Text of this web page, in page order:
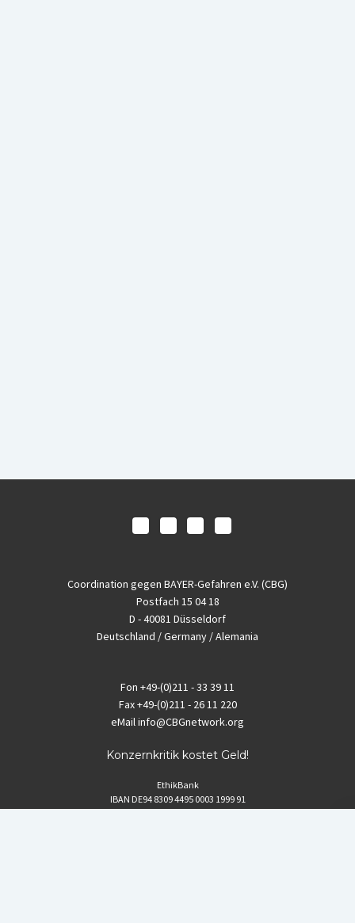
Coordination gegen BAYER-Gefahren e.V. (CBG)
Postfach 15 04 18
D - 40081 Düsseldorf
Deutschland / Germany / Alemania
Fon +49-(0)211 - 33 39 11
Fax+49-(0)211 - 26 11 220
eMailinfo@CBGnetwork.org
Konzernkritik kostet Geld!
EthikBank
IBAN DE94 8309 4495 0003 1999 91